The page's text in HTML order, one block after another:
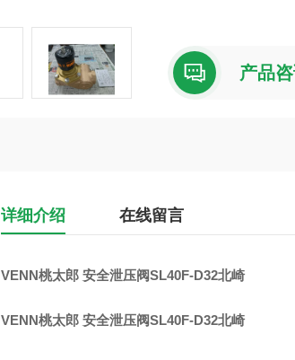
产品
详细介绍 在线留言
VENN桃太郎 安全泄压阀SL40F-D32北崎
VENN桃太郎 安全泄压阀SL40F-D32北崎